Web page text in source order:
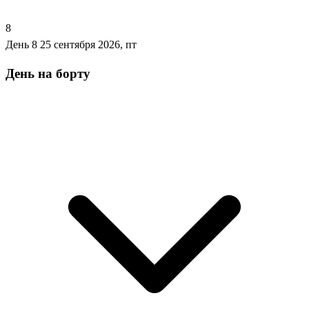
8
День 8 25 сентября 2026, пт
День на борту